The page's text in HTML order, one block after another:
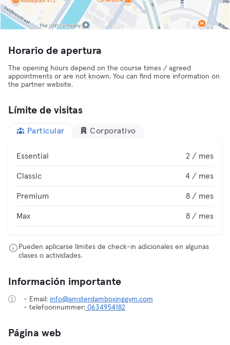
Horario de apertura
The opening hours depend on the course times / agreed
appointments or are not known. You can find more information on
the partner website.
Límite de visitas
Particular Corporativo
Essential 2 / mes
Classic 4 / mes
Premium 8 / mes
Max 8 / mes
Pueden aplicarse límites de check-in adicionales en algunas
clases o actividades.
Información importante
- Email: info@amsterdamboxinggym.com
- telefoonnummer: 0634954182
Página web